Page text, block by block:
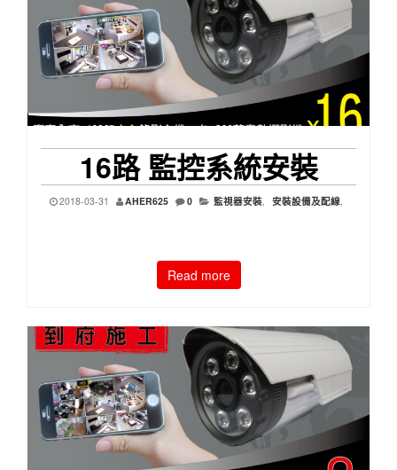
16路 監控系統安裝
2018-03-31 AHER625 0 監視器安裝, 安裝設備及配線,
Read more